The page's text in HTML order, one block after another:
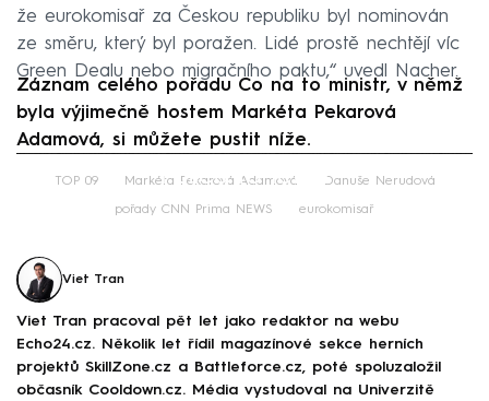
že eurokomisař za Českou republiku byl nominován
ze směru, který byl poražen. Lidé prostě nechtějí víc
Green Dealu nebo migračního paktu,“ uvedl Nacher.
Záznam celého pořadu Co na to ministr, v němž
byla výjimečně hostem Markéta Pekarová
Adamová, si můžete pustit níže.
Failed to fetch
TOP 09 Markéta Pekarová Adamová Danuše Nerudová
pořady CNN Prima NEWS eurokomisař
Viet Tran
Viet Tran pracoval pět let jako redaktor na webu
Echo24.cz. Několik let řídil magazínové sekce herních
projektů SkillZone.cz a Battleforce.cz, poté spoluzaložil
občasník Cooldown.cz. Média vystudoval na Univerzitě